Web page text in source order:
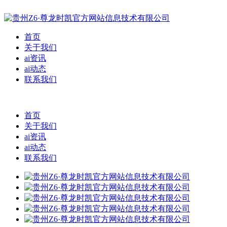
首页
关于我们
ai资讯
ai动态
联系我们
首页
关于我们
ai资讯
ai动态
联系我们